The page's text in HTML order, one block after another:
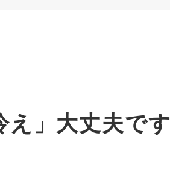
え」大丈夫です